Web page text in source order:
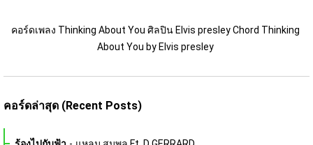
คอร์ดเพลง Thinking About You ศิลปิน Elvis presley Chord Thinking
About You by Elvis presley
คอร์ดล่าสุด (Recent Posts)